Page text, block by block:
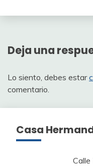
Deja una
Lo siento, debes estar
comentario.
Casa
Calle